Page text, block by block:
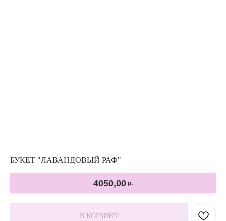
БУКЕТ "ЛАВАНДОВЫЙ РАФ"
4050,00 р.
В КОРЗИНУ